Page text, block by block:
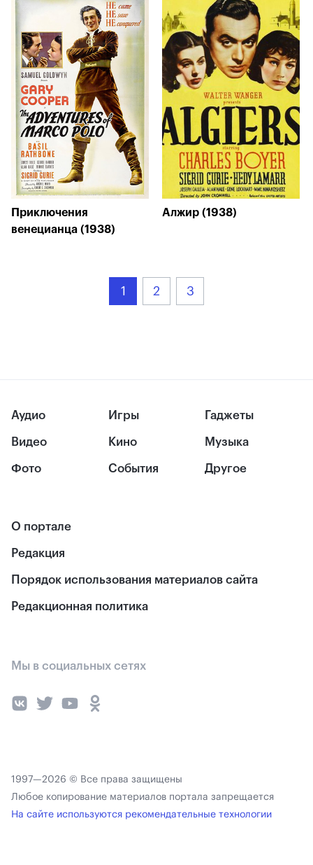
Приключения
венецианца (1938)
Алжир (1938)
1 2 3
Аудио
Видео
Фото
Игры
Кино
События
Гаджеты
Музыка
Другое
О портале
Редакция
Порядок использования материалов сайта
Редакционная политика
Мы в социальных сетях
1997—2026 © Все права защищены
Любое копирование материалов портала запрещается
На сайте используются рекомендательные технологии